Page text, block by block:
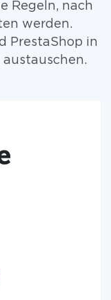
Regeln, nach
werden.
PrestaShop in